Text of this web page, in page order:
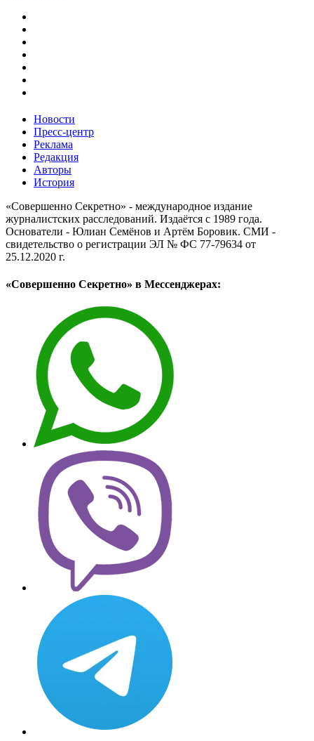
Новости
Пресс-центр
Реклама
Редакция
Авторы
История
«Совершенно Секретно» - международное издание
журналистских расследований. Издаётся с 1989 года.
Основатели - Юлиан Семёнов и Артём Боровик. CМИ -
свидетельство о регистрации ЭЛ № ФС 77-79634 от
25.12.2020 г.
«Совершенно Секретно» в Мессенджерах: